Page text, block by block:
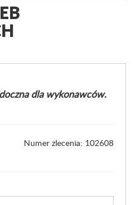
dla wykonawców.
Numer zlecenia: 102608